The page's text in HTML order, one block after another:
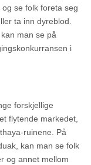
se folk foreta seg
ta inn dyreblod.
man se på
i
forskjellige
flytende markedet,
ruinene. På
kan man se folk
og annet mellom